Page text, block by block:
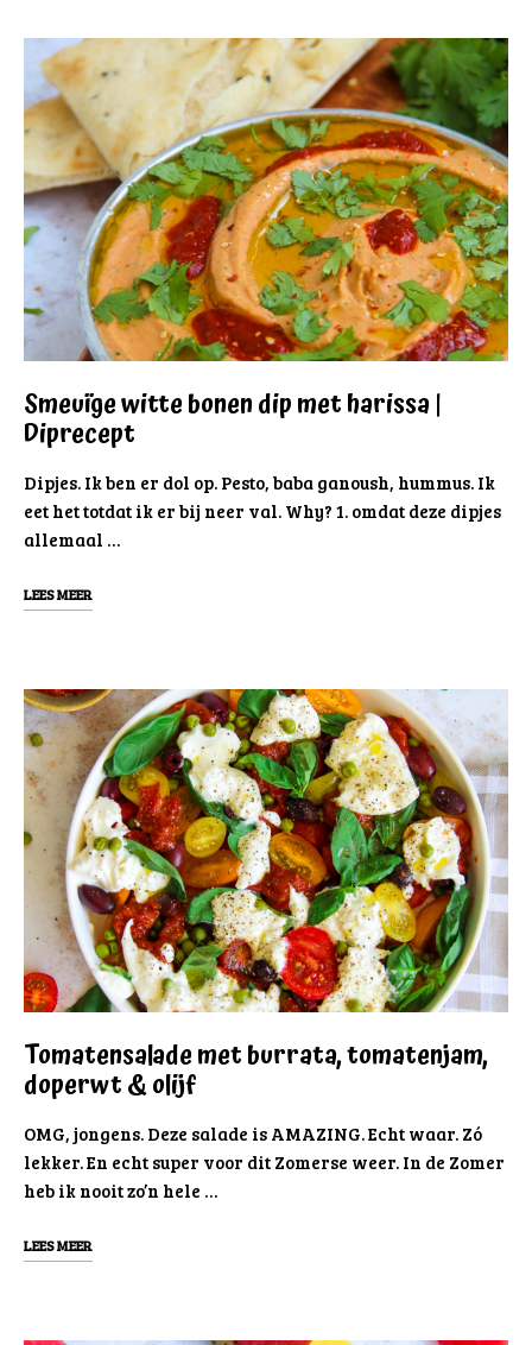
Smeuïge witte bonen dip met harissa |
Diprecept
Dipjes. Ik ben er dol op. Pesto, baba ganoush, hummus. Ik
eet het totdat ik er bij neer val. Why? 1. omdat deze dipjes
allemaal …
LEES MEER
Tomatensalade met burrata, tomatenjam,
doperwt & olijf
OMG, jongens. Deze salade is AMAZING. Echt waar. Zó
lekker. En echt super voor dit Zomerse weer. In de Zomer
heb ik nooit zo’n hele …
LEES MEER